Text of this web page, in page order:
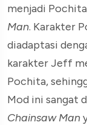
menjadi
Man. Karakter
diadaptasi
karakter Jeff
Pochita,
Mod ini sangat
Chainsaw Man